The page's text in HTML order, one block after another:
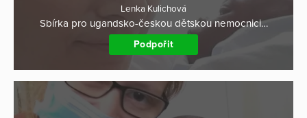
Lenka Kulichová
Sbírka pro ugandsko-českou dětskou nemocnici…
Podpořit